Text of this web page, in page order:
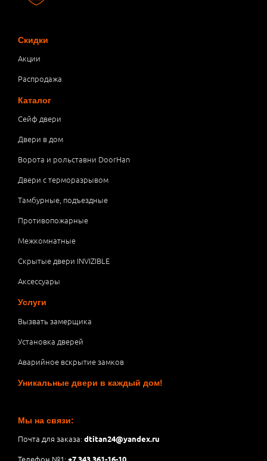
Скидки
Акции
Распродажа
Каталог
Сейф двери
Двери в дом
Ворота и рольставни DoorHan
Двери с терморазрывом
Тамбурные, подъездные
Противопожарные
Межкомнатные
Скрытые двери INVIZIBLE
Аксессуары
Услуги
Вызвать замерщика
Установка дверей
Аварийное вскрытие замков
Уникальные двери в каждый дом!
Мы на связи:
Почта для заказа:dtitan24@yandex.ru